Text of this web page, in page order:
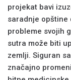
projekat bavi
saradnje opštine
probleme svojih
sutra može biti
zemlji. Siguran
značajno